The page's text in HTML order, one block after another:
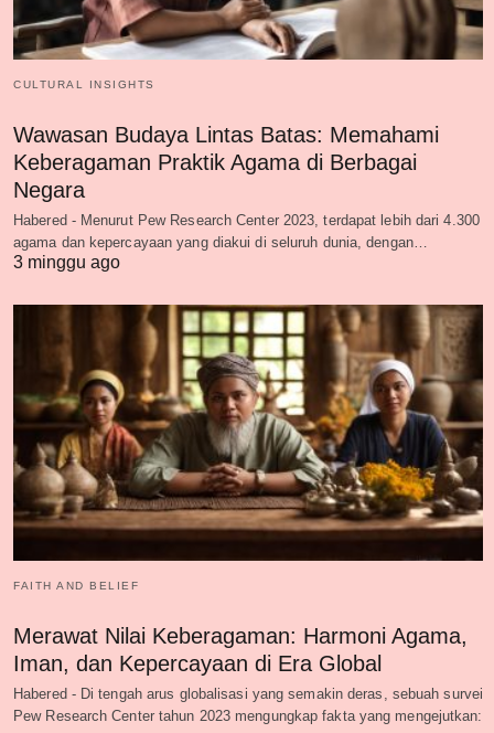
CULTURAL INSIGHTS
Wawasan Budaya Lintas Batas: Memahami
Keberagaman Praktik Agama di Berbagai
Negara
Habered - Menurut Pew Research Center 2023, terdapat lebih dari 4.300
agama dan kepercayaan yang diakui di seluruh dunia, dengan…
3 minggu ago
FAITH AND BELIEF
Merawat Nilai Keberagaman: Harmoni Agama,
Iman, dan Kepercayaan di Era Global
Habered - Di tengah arus globalisasi yang semakin deras, sebuah survei
Pew Research Center tahun 2023 mengungkap fakta yang mengejutkan: